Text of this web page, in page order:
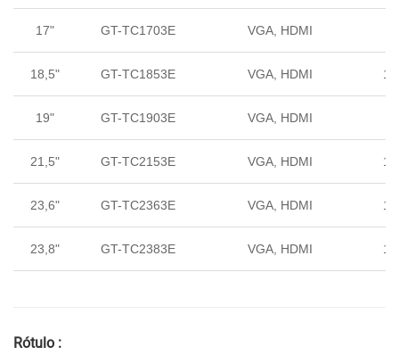
17" GT-TC1703E VGA, HDMI
18,5" GT-TC1853E VGA, HDMI
19" GT-TC1903E VGA, HDMI
21,5" GT-TC2153E VGA, HDMI
23,6" GT-TC2363E VGA, HDMI
23,8" GT-TC2383E VGA, HDMI
Rótulo :